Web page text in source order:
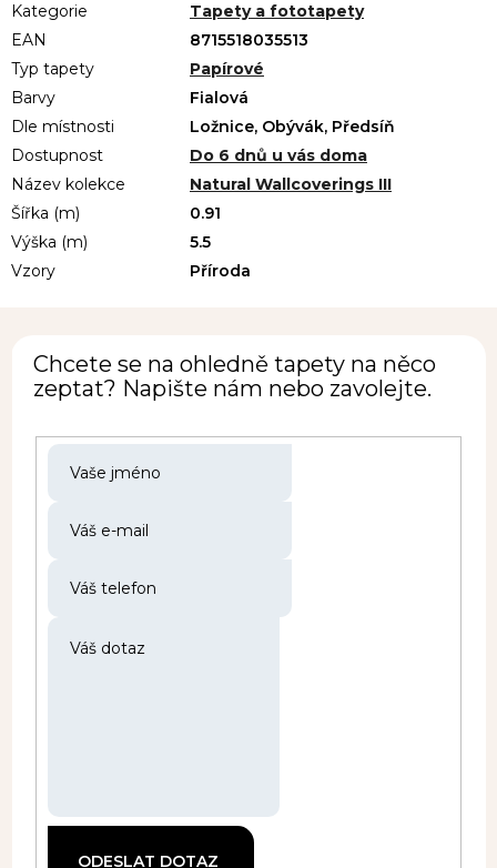
Kategorie
Tapety a fototapety
EAN
8715518035513
Typ tapety
Papírové
Barvy
Fialová
Dle místnosti
Ložnice, Obývák, Předsíň
Dostupnost
Do 6 dnů u vás doma
Název kolekce
Natural Wallcoverings III
Šířka (m)
0.91
Výška (m)
5.5
Vzory
Příroda
Chcete se na ohledně tapety na něco
zeptat? Napište nám nebo zavolejte.